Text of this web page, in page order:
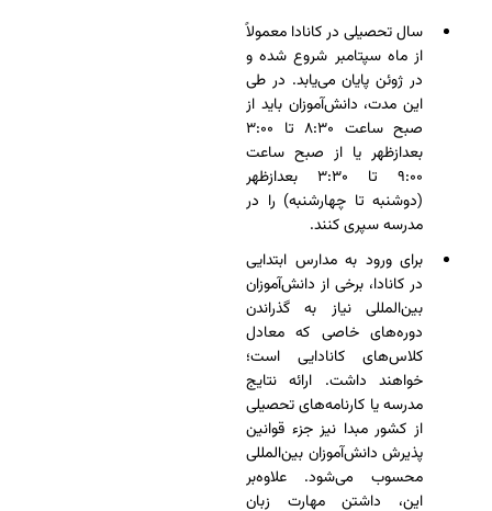
سال تحصیلی در کانادا معمولاً
از ماه سپتامبر شروع شده و
در ژوئن پایان می‌یابد. در طی
این مدت، دانش‌آموزان باید از
صبح ساعت ۸:۳۰ تا ۳:۰۰
بعدازظهر یا از صبح ساعت
۹:۰۰ تا ۳:۳۰ بعدازظهر
(دوشنبه تا چهارشنبه) را در
مدرسه سپری کنند.
برای ورود به مدارس ابتدایی
در کانادا، برخی از دانش‌آموزان
بین‌المللی نیاز به گذراندن
دوره‌های خاصی که معادل
کلاس‌های کانادایی است؛
خواهند داشت. ارائه نتایج
مدرسه یا کارنامه‌های تحصیلی
از کشور مبدا نیز جزء قوانین
پذیرش دانش‌آموزان بین‌المللی
محسوب می‌شود‌. علاوه‌بر
این، داشتن مهارت زبان